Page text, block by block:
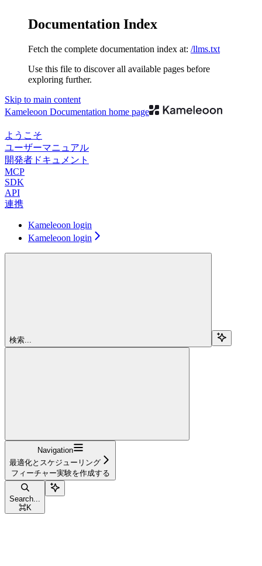
Documentation Index
Fetch the complete documentation index at: /llms.txt
Use this file to discover all available pages before
exploring further.
Skip to main content
Kameleoon Documentation home page
ようこそ
ユーザーマニュアル
開発者ドキュメント
MCP
SDK
API
連携
Kameleoon login
Kameleoon login
検索...
Navigation
最適化とスケジューリング
フィーチャー実験を作成する
Search...
⌘K